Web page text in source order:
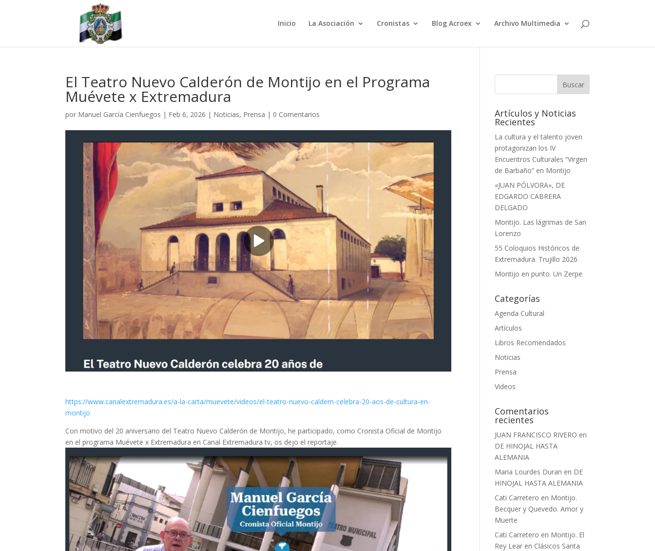
Inicio La Asociación Cronistas Blog Acroex Archivo Multimedia
El Teatro Nuevo Calderón de Montijo en el Programa
Muévete x Extremadura
por Manuel García Cienfuegos | Feb 6, 2026 | Noticias, Prensa | 0 Comentarios
https://www.canalextremadura.es/a-la-carta/muevete/videos/el-teatro-nuevo-caldern-celebra-20-aos-de-cultura-en-
montijo
Con motivo del 20 aniversario del Teatro Nuevo Calderón de Montijo, he participado, como Cronista Oficial de Montijo
en el programa Muévete x Extremadura en Canal Extremadura tv, os dejo el reportaje.
Artículos y Noticias
Recientes
La cultura y el talento joven
protagonizan los IV
Encuentros Culturales “Virgen
de Barbaño” en Montijo
«JUAN PÓLVORA», DE
EDGARDO CABRERA
DELGADO
Montijo. Las lágrimas de San
Lorenzo
55 Coloquios Históricos de
Extremadura. Trujillo 2026
Montijo en punto. Un Zerpe
Categorías
Agenda Cultural
Artículos
Libros Recomendados
Noticias
Prensa
Videos
Comentarios
recientes
JUAN FRANCISCO RIVERO en
DE HINOJAL HASTA
ALEMANIA
Maria Lourdes Duran en DE
HINOJAL HASTA ALEMANIA
Cati Carretero en Montijo.
Becquer y Quevedo. Amor y
Muerte
Cati Carretero en Montijo. El
Rey Lear en Clásicos Santa